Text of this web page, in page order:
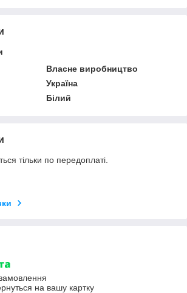
Власне виробництво
Україна
Білий
тільки по передоплаті.
на вашу картку